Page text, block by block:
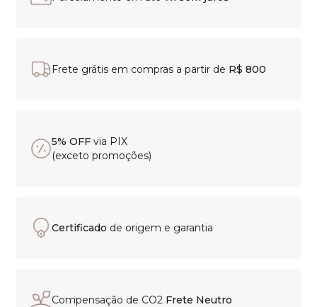
Frete grátis em compras a partir de R$ 800
5% OFF via PIX
(exceto promoções)
Certificado de origem e garantia
Compensação de CO2 Frete Neutro